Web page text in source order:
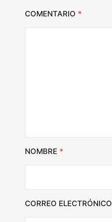
COMENTARIO *
NOMBRE *
CORREO ELECTRÓNICO